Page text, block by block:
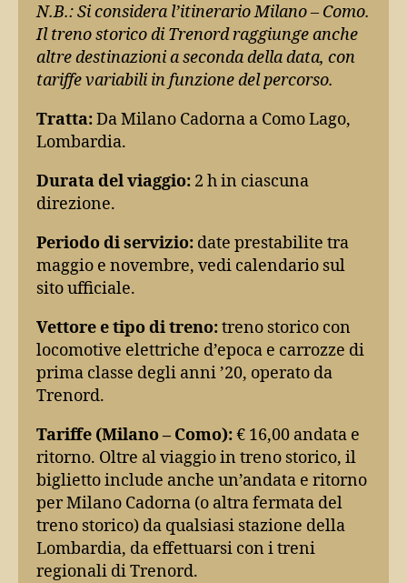
N.B.: Si considera l’itinerario Milano – Como.
Il treno storico di Trenord raggiunge anche
altre destinazioni a seconda della data, con
tariffe variabili in funzione del percorso.
Tratta:Da Milano Cadorna a Como Lago,
Lombardia.
Durata del viaggio: 2 h in ciascuna
direzione.
Periodo di servizio: date prestabilite tra
maggio e novembre, vedi calendario sul
sito ufficiale.
Vettore e tipo di treno:treno storico con
locomotive elettriche d’epoca e carrozze di
prima classe degli anni ’20, operato da
Trenord.
Tariffe (Milano – Como):€ 16,00 andata e
ritorno. Oltre al viaggio in treno storico, il
biglietto include anche un’andata e ritorno
per Milano Cadorna (o altra fermata del
treno storico) da qualsiasi stazione della
Lombardia, da effettuarsi con i treni
regionali di Trenord.